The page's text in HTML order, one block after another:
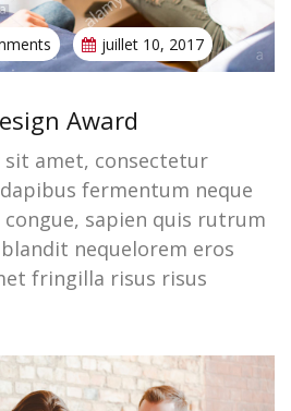
juillet 10, 2017
Award
amet, consectetur
fermentum neque
sapien quis rutrum
nequelorem eros
fringilla risus risus